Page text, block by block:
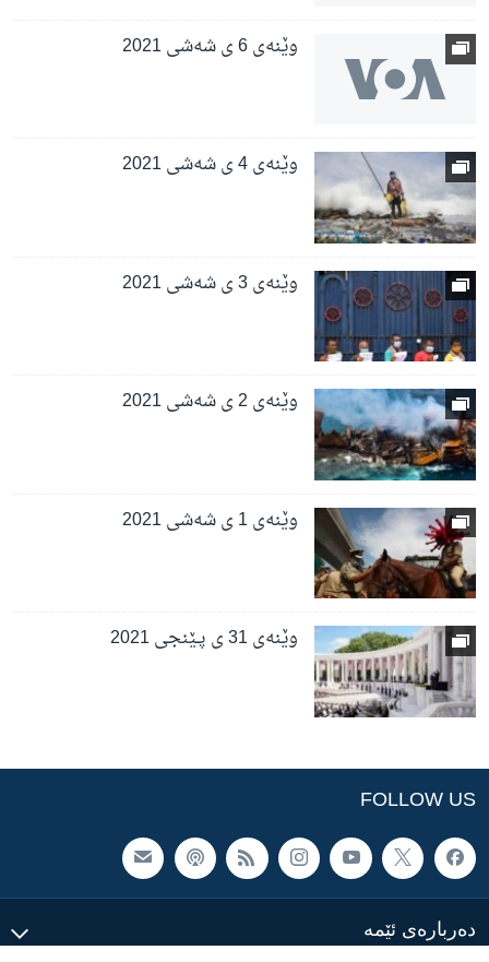
وێنەی 6 ی شەشی 2021
وێنەی 4 ی شەشی 2021
وێنەی 3 ی شەشی 2021
وێنەی 2 ی شەشی 2021
وێنەی 1 ی شەشی 2021
وێنەی 31 ی پـێنجی 2021
FOLLOW US
ده‌رباره‌ی ئێمه‌